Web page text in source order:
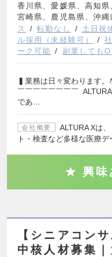
香川県、愛媛県、高知県
宮崎県、鹿児島県、沖縄
ス
転勤なし 土日祝
ル採用（未経験可）
ーク可能
副業しても
▍業務は日々変わります。
￣￣￣￣￣￣￣￣
であ…
会社概要
ALTURA Xは
ト・検査など多様な医療
興味
【シニアコン
中核人材募集